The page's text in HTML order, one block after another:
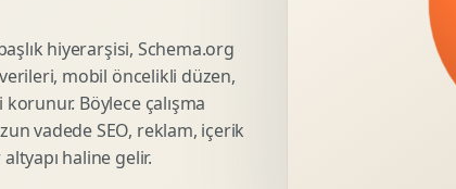
Display Banner Tasarimi
Video Reklam Kreatifi
Outdoor Reklam Tasarimi
hiyerarşisi, Schema.org
mobil öncelikli düzen,
Böylece çalışma
vadede SEO, reklam, içerik
haline gelir.